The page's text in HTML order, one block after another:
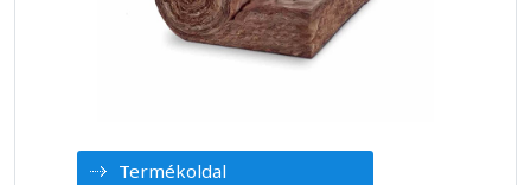
Termékoldal